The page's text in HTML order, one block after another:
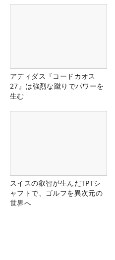
アディダス『コードカオス
27』は強烈な蹴りでパワーを
生む
スイスの叡智が生んだTPTシ
ャフトで、ゴルフを異次元の
世界へ